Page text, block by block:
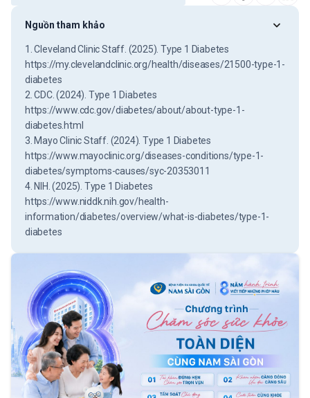
Nguồn tham khảo
1. Cleveland Clinic Staff. (2025). Type 1 Diabetes
https://my.clevelandclinic.org/health/diseases/21500-type-1-
diabetes
2. CDC. (2024). Type 1 Diabetes
https://www.cdc.gov/diabetes/about/about-type-1-
diabetes.html
3. Mayo Clinic Staff. (2024). Type 1 Diabetes
https://www.mayoclinic.org/diseases-conditions/type-1-
diabetes/symptoms-causes/syc-20353011
4. NIH. (2025). Type 1 Diabetes
https://www.niddk.nih.gov/health-
information/diabetes/overview/what-is-diabetes/type-1-
diabetes